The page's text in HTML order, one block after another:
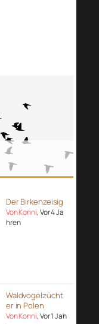
Der Birkenzeisig
Von Konni, Vor 4 Ja
hren
Waldvogelzücht
er in Polen
Von Konni, Vor 1 Jah